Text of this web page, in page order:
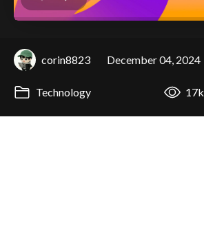
corin8823 December 04, 2024
Technology 17k